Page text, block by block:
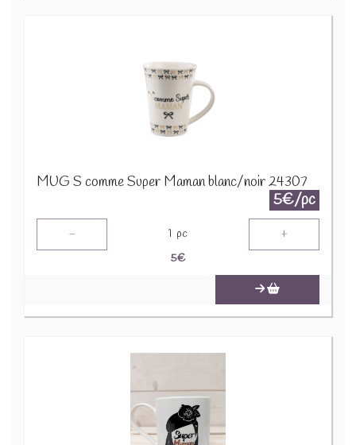
MUG S comme Super Maman blanc/noir 24307
5€/pc
- 1 pc +
5€